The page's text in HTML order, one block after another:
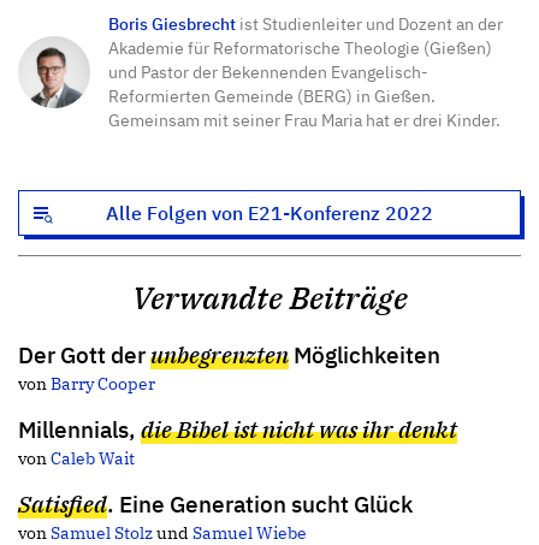
Boris Giesbrecht ist Studienleiter und Dozent an der
Akademie für Reformatorische Theologie (Gießen)
und Pastor der Bekennenden Evangelisch-
Reformierten Gemeinde (BERG) in Gießen.
Gemeinsam mit seiner Frau Maria hat er drei Kinder.
Alle Folgen von E21-Konferenz 2022
Verwandte Beiträge
Der Gott derunbegrenzten Möglichkeiten
von Barry Cooper
Millennials, die Bibel ist nicht was ihr denkt
von Caleb Wait
Satisfied. Eine Generation sucht Glück
von Samuel Stolzund Samuel Wiebe